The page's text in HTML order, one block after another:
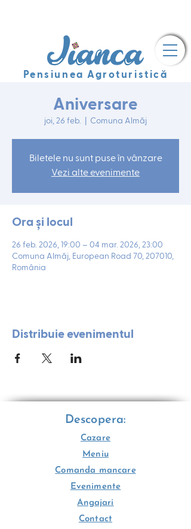
Pensiunea Agroturistică
Aniversare
joi, 26 feb. Comuna Almăj
Biletele nu sunt puse în vânzare
Vezi alte evenimente
Ora și locul
26 feb. 2026, 19:00 – 04 mar. 2026, 23:00
Comuna Almăj, European Road 70, 207010,
România
Distribuie evenimentul
Descopera:
Cazare
Meniu
Comanda mancare
Evenimente
Angajari
Contact